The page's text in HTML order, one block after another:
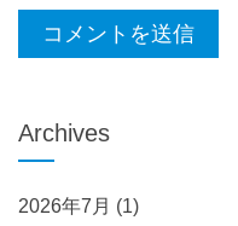
Archives
2026年7月 (1)